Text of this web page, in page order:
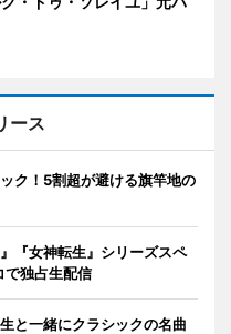
ース
ク！5割超が避ける旗竿地の
『女神転生』シリーズスペ
独占生配信
と一緒にクラシックの名曲